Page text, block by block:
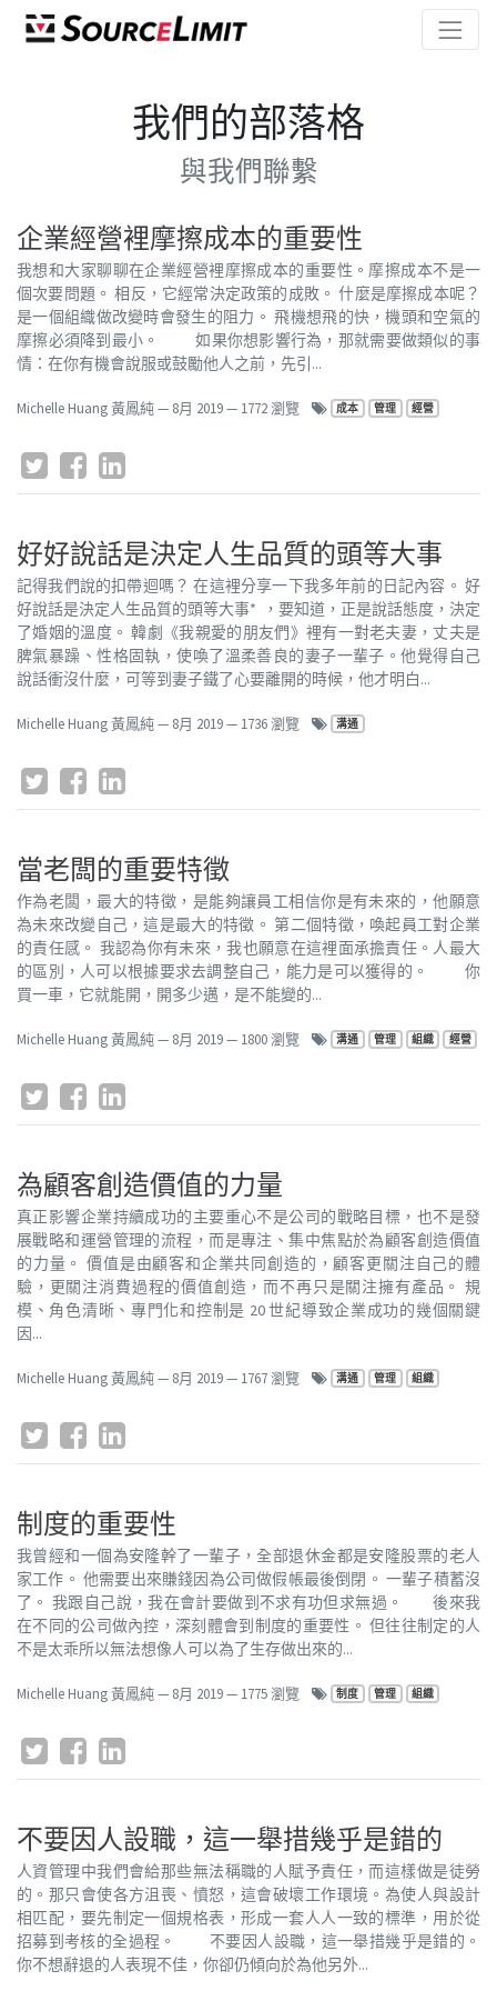
我們的部落格
與我們聯繫
企業經營裡摩擦成本的重要性
我想和大家聊聊在企業經營裡摩擦成本的重要性。摩擦成本不是一
個次要問題。 相反，它經常決定政策的成敗。 什麼是摩擦成本呢？
是一個組織做改變時會發生的阻力。 飛機想飛的快，機頭和空氣的
摩擦必須降到最小。 如果你想影響行為，那就需要做類似的事
情：在你有機會說服或鼓勵他人之前，先引...
Michelle Huang 黃鳳純— 8月 2019— 1772 瀏覽 成本 管理 經營
好好說話是決定人生品質的頭等大事
記得我們說的扣帶迴嗎？ 在這裡分享一下我多年前的日記內容。 好
好說話是決定人生品質的頭等大事* ，要知道，正是說話態度，決定
了婚姻的溫度。 韓劇《我親愛的朋友們》裡有一對老夫妻，丈夫是
脾氣暴躁、性格固執，使喚了溫柔善良的妻子一輩子。他覺得自己
說話衝沒什麼，可等到妻子鐵了心要離開的時候，他才明白...
Michelle Huang 黃鳳純— 8月 2019— 1736 瀏覽 溝通
當老闆的重要特徵
作為老闆，最大的特徵，是能夠讓員工相信你是有未來的，他願意
為未來改變自己，這是最大的特徵。 第二個特徵，喚起員工對企業
的責任感。 我認為你有未來，我也願意在這裡面承擔責任。人最大
的區別，人可以根據要求去調整自己，能力是可以獲得的。 ​ 你
買一車，它就能開，開多少邁，是不能變的...
Michelle Huang 黃鳳純— 8月 2019— 1800 瀏覽 溝通 管理 組織 經營
為顧客創造價值的力量
真正影響企業持續成功的主要重心不是公司的戰略目標，也不是發
展戰略和運營管理的流程，而是專注、集中焦點於為顧客創造價值
的力量。 價值是由顧客和企業共同創造的，顧客更關注自己的體
驗，更關注消費過程的價值創造，而不再只是關注擁有產品。 規
模、角色清晰、專門化和控制是 20 世紀導致企業成功的幾個關鍵
因...
Michelle Huang 黃鳳純— 8月 2019— 1767 瀏覽 溝通 管理 組織
制度的重要性
我曾經和一個為安隆幹了一輩子，全部退休金都是安隆股票的老人
家工作。 他需要出來賺錢因為公司做假帳最後倒閉。 一輩子積蓄沒
了。 我跟自己說，我在會計要做到不求有功但求無過。 後來我
在不同的公司做內控，深刻體會到制度的重要性。 但往往制定的人
不是太乖所以無法想像人可以為了生存做出來的...
Michelle Huang 黃鳳純— 8月 2019— 1775 瀏覽 制度 管理 組織
不要因人設職，這一舉措幾乎是錯的
人資管理中我們會給那些無法稱職的人賦予責任，而這樣做是徒勞
的。那只會使各方沮喪、憤怒，這會破壞工作環境。為使人與設計
相匹配，要先制定一個規格表，形成一套人人一致的標準，用於從
招募到考核的全過程。 ​ 不要因人設職，這一舉措幾乎是錯的。
你不想辭退的人表現不佳，你卻仍傾向於為他另外...